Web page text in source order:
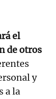
el
de otros
y
a la